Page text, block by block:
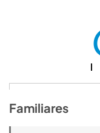
Familiares